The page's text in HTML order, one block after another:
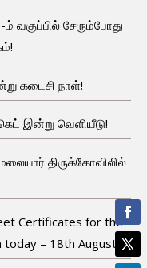
வகுப்பில் சேரும்போது
கடைசி நாள்!
இன்று வெளியீடு!
திருக்கோவிலில்
Certificates for the
– 18th August!